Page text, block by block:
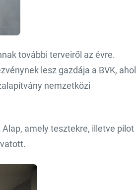
további terveiről az évre.
lesz gazdája a BVK, ahol
nemzetközi
amely tesztekre, illetve pilot